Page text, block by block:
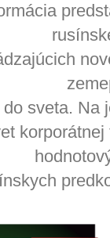
sveta.